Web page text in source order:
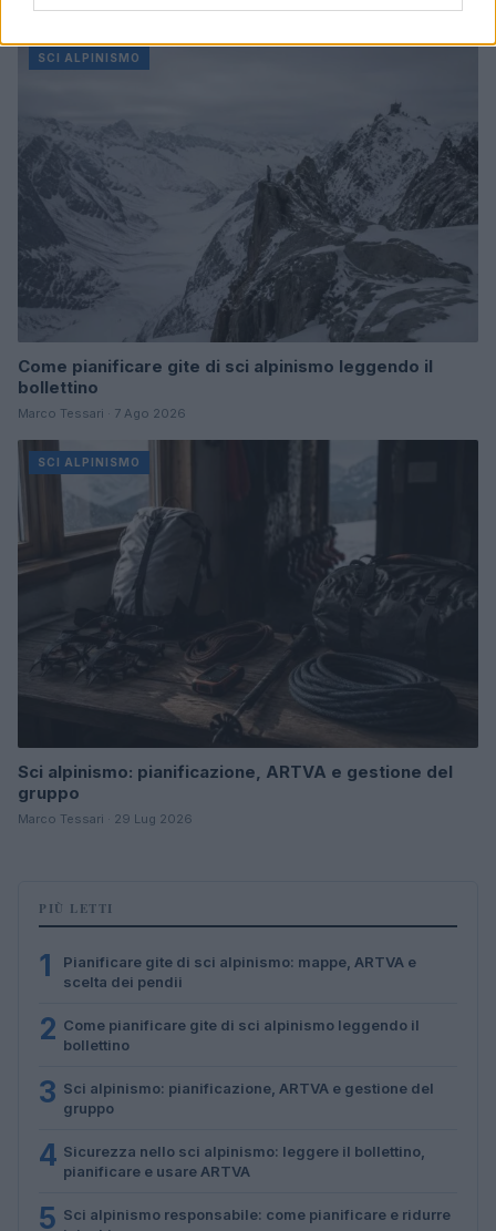
Alessandro Tassinari · 8 Ago 2026
SCI ALPINISMO
Come pianificare gite di sci alpinismo leggendo il
bollettino
Marco Tessari · 7 Ago 2026
SCI ALPINISMO
Sci alpinismo: pianificazione, ARTVA e gestione del
gruppo
Marco Tessari · 29 Lug 2026
PIÙ LETTI
1
Pianificare gite di sci alpinismo: mappe, ARTVA e
scelta dei pendii
2 Come pianificare gite di sci alpinismo leggendo il
bollettino
3 Sci alpinismo: pianificazione, ARTVA e gestione del
gruppo
4 Sicurezza nello sci alpinismo: leggere il bollettino,
pianificare e usare ARTVA
5 Sci alpinismo responsabile: come pianificare e ridurre